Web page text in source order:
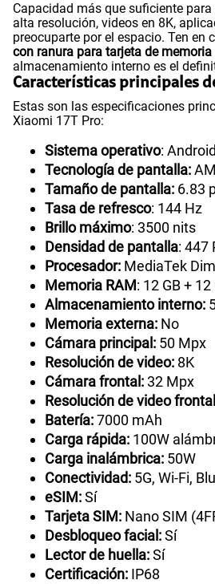
Capacidad más que suficiente
alta resolución, videos en 8K,
preocuparte por el espacio. Ten en
con ranura para tarjeta de memoria
almacenamiento interno es el
Características principales
Estas son las especificaciones
Xiaomi 17T Pro:
Sistema operativo:
Tecnología de pantalla:
Tamaño de pantalla: 6.83
Tasa de refresco: 144 Hz
Brillo máximo: 3500 nits
Densidad de pantalla: 447
Procesador: MediaTek
Memoria RAM: 12 GB +
Almacenamiento interno:
Memoria externa: No
Cámara principal: 50 Mpx
Resolución de video: 8K
Cámara frontal: 32 Mpx
Resolución de video
Batería:7000 mAh
Carga rápida: 100W
Carga inalámbrica: 50W
Conectividad: 5G, Wi-Fi,
eSIM:Sí
Tarjeta SIM: Nano SIM
Desbloqueo facial:Sí
Lector de huella:Sí
Certificación: IP68